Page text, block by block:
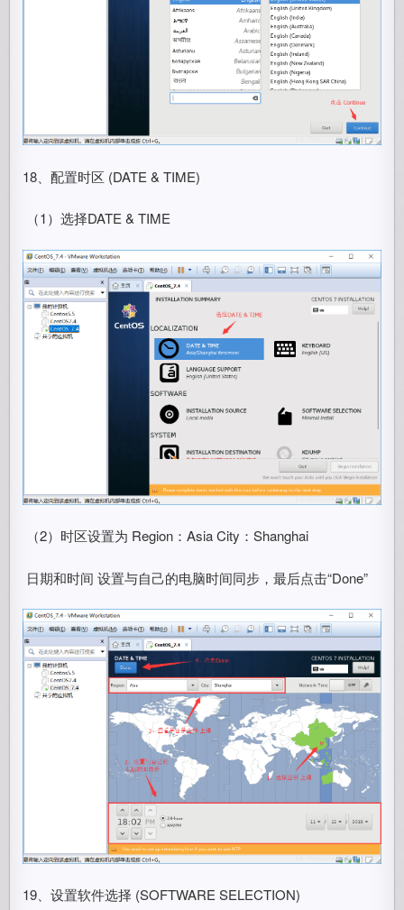
18、配置时区 (DATE & TIME)
​ （1）选择DATE & TIME
​ （2）时区设置为 Region：Asia City：Shanghai
​ 日期和时间 设置与自己的电脑时间同步，最后点击“Done”
19、设置软件选择 (SOFTWARE SELECTION)